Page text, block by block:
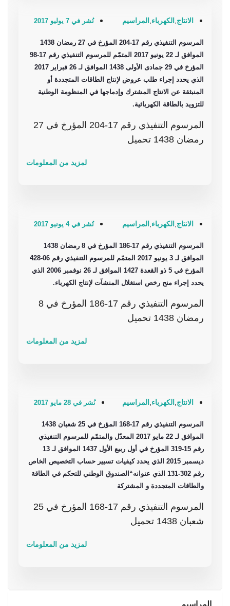
نُشر في 7 يوليو 2017 الانتاج الكهرباء المراسيم
المرسوم التنفيذي رقم 17-204 المؤرخ في 27 رمضان 1438
الموافق لـ 22 يونيو 2017 المتمّم للمرسوم التنفيذي رقم 17-98
المؤرخ في 29 جمادى الأولى 1438 الموافق لـ 26 فبراير 2017
الذي يحدد إجراء طلب عروض لإنتاج الطاقات المتجددة أو
المنبثقة عن الانتاج المشترك وإدماجها في المنظومة الوطنية
للتزويد بالطاقة الكهربائية.
المرسوم التنفيذي رقم 17-204 المؤرخ في 27
رمضان 1438 تحميل
لمزيد من المعلومات
نُشر في 4 يونيو 2017 الانتاج الكهرباء المراسيم
المرسوم التنفيذي رقم 17-186 المؤرخ في 8 رمضان 1438
الموافق لـ 3 يونيو 2017 المتمّم للمرسوم التنفيذي رقم 06-428
المؤرخ في 5 ذو القعدة 1427 الموافق لـ 26 نوفمبر 2006 الذي
يحدد إجراء منح رخص استغلال المنشآت لإنتاج الكهرباء.
المرسوم التنفيذي رقم 17-186 المؤرخ في 8
رمضان 1438 تحميل
لمزيد من المعلومات
نُشر في 28 مايو 2017 الانتاج الكهرباء المراسيم
المرسوم التنفيذي رقم 17-168 المؤرخ في 25 شعبان 1438
الموافق لـ 22 مايو 2017 المعدّل والمتمّم للمرسوم التنفيذي
رقم 15-319 المؤرخ في أول ربيع الأول 1437 الموافق لـ 13
ديسمبر 2015 الذي يحدد كيفيات تسيير حساب التخصيص الخاص
رقم 302-131 الذي عنوانه“الصندوق الوطني للتحكم في الطاقة
والطاقات المتجددة و المشتركة
المرسوم التنفيذي رقم 17-168 المؤرخ في 25
شعبان 1438 تحميل
لمزيد من المعلومات
المراسيم